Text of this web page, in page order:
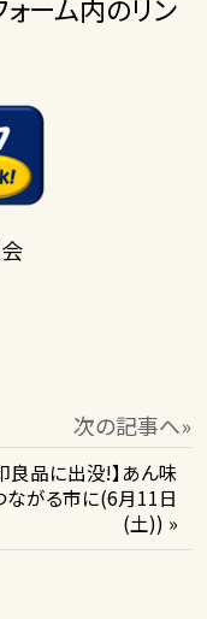
ォーム内のリン
次の記事へ»
良品に出没!】あん味
ながる市に(6月11日
(土)) »